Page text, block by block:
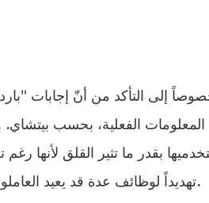
إلى التأكد من أنّ إجابات
المعلومات الفعلية، بحسب
بقدر ما تثير القلق لأنها
تهديداً لوظائف عدة قد يعيد العاملون فيها النظر بفائدة هذه الأدوات.